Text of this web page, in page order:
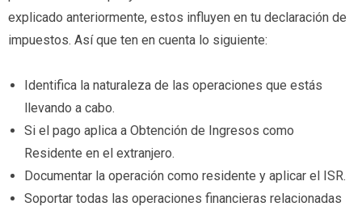
explicado anteriormente, estos influyen en tu declaración de
impuestos. Así que ten en cuenta lo siguiente:
Identifica la naturaleza de las operaciones que estás
llevando a cabo.
Si el pago aplica a Obtención de Ingresos como
Residente en el extranjero.
Documentar la operación como residente y aplicar el ISR.
Soportar todas las operaciones financieras relacionadas